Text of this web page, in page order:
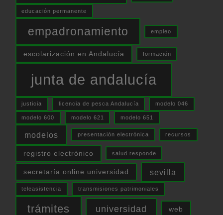
educación permanente
empadronamiento empleo
escolarización en Andalucía formación
junta de andalucía
justicia licencia de pesca Andalucía modelo 046
modelo 600 modelo 621 modelo 651
modelos presentación electrónica recursos
registro electrónico salud responde
secretaría online universidad sevilla
teleasistencia transmisiones patrimoniales
trámites universidad web